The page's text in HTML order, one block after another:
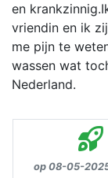
en
vriendin en ik
me pijn te
wassen wat
Nederland.
op 08-05-